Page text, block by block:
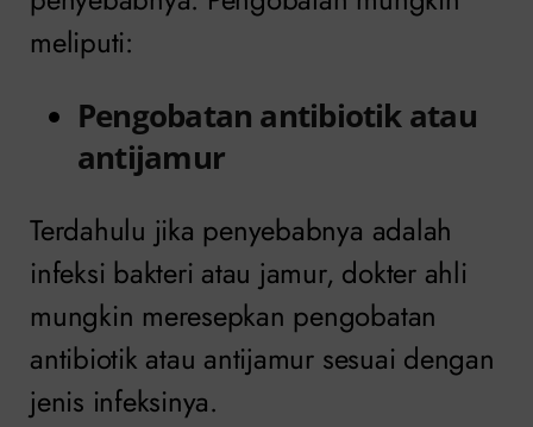
meliputi:
Pengobatan antibiotik atau
antijamur
Terdahulu jika penyebabnya adalah
infeksi bakteri atau jamur, dokter ahli
mungkin meresepkan pengobatan
antibiotik atau antijamur sesuai dengan
jenis infeksinya.